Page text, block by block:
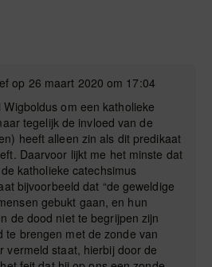
op 26 maart 2020 om 17:04
om een katholieke
tegelijk de invloed van de
heeft alleen zin als dit predikaat
Daarvoor lijkt me het minste dat
katholieke catechsimus
bijvoorbeeld dat “de geweldige
gebukt gaan, en hun
de dood niet te begrijpen zijn
te brengen met de zonde van
vermeld staat, hierbij door de